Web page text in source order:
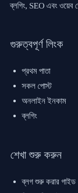
ব্লগিং, SEO এবং ওয়েব
গুরুত্বপূর্ণ লিংক
প্রথম পাতা
সকল পোস্ট
অনলাইন ইনকাম
ব্লগিং
শেখা শুরু করুন
ব্লগ শুরু করার গাইড